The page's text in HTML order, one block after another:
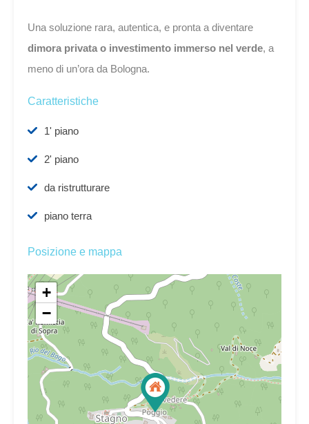
Una soluzione rara, autentica, e pronta a diventare
dimora privata o investimento immerso nel verde, a
meno di un’ora da Bologna.
Caratteristiche
1' piano
2' piano
da ristrutturare
piano terra
Posizione e mappa
+
−